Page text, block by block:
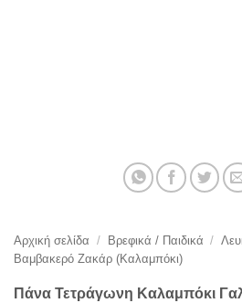
Αρχική σελίδα / Βρεφικά / Παιδικά /
Βαμβακερό Ζακάρ (Καλαμπόκι)
Πάνα Τετράγωνη Καλαμπόκι